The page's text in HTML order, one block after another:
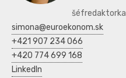
šéfredaktorka
simona@euroekonom.sk
+421 907 234 066
+420 774 699 168
LinkedIn